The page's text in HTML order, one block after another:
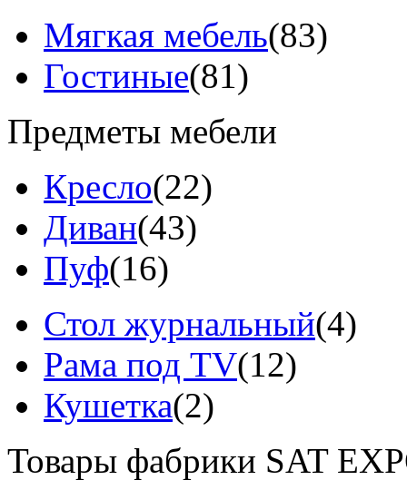
Мягкая мебель(83)
Гостиные(81)
Предметы мебели
Кресло(22)
Диван(43)
Пуф(16)
Стол журнальный(4)
Рама под TV(12)
Кушетка(2)
Товары фабрики SAT